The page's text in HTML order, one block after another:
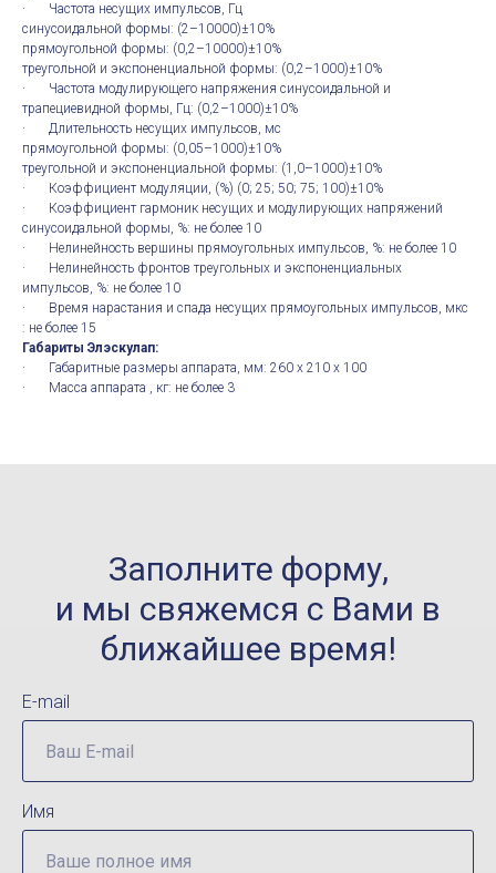
· Частота несущих импульсов, Гц
синусоидальной формы: (2–10000)±10%
прямоугольной формы: (0,2–10000)±10%
треугольной и экспоненциальной формы: (0,2–1000)±10%
· Частота модулирующего напряжения синусоидальной и
трапециевидной формы, Гц: (0,2–1000)±10%
· Длительность несущих импульсов, мс
прямоугольной формы: (0,05–1000)±10%
треугольной и экспоненциальной формы: (1,0–1000)±10%
· Коэффициент модуляции, (%) (0; 25; 50; 75; 100)±10%
· Коэффициент гармоник несущих и модулирующих напряжений
синусоидальной формы, %: не более 10
· Нелинейность вершины прямоугольных импульсов, %: не более 10
· Нелинейность фронтов треугольных и экспоненциальных
импульсов, %: не более 10
· Время нарастания и спада несущих прямоугольных импульсов, мкс
: не более 15
Габариты Элэскулап:
· Габаритные размеры аппарата, мм: 260 х 210 х 100
· Масса аппарата , кг: не более 3
Заполните форму,
и мы свяжемся с Вами в
ближайшее время!
E-mail
Имя